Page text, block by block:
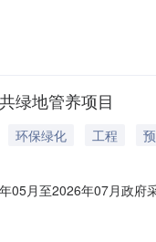
内容：C13030000-园
绿地管养项目
环保绿化 工程
05月至2026年07月政
币)采购品目：采购需